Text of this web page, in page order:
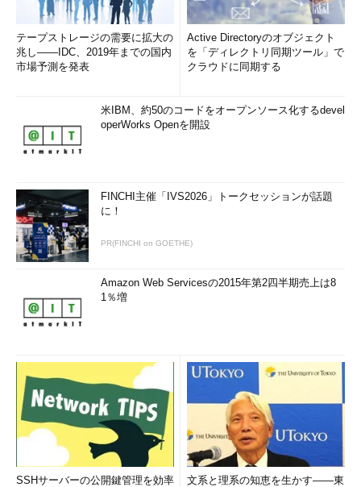
テープストレージの需要に拡大の
兆し――IDC、2019年までの国内
市場予測を発表
Active Directoryのオブジェクト
を「ディレクトリ同期ツール」で
クラウドに同期する
米IBM、約50のコードをオープンソース化するdevel
operWorks Openを開設
FINCHI主催「IVS2026」トークセッションが話題
に！
PR(FINCHI on GOETHE)
Amazon Web Servicesの2015年第2四半期売上は8
1％増
SSHサーバーの公開鍵管理を効率
文系と理系の知恵を生かす――東